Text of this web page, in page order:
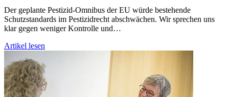
Der geplante Pestizid-Omnibus der EU würde bestehende
Schutzstandards im Pestizidrecht abschwächen. Wir sprechen uns
klar gegen weniger Kontrolle und…
Artikel lesen